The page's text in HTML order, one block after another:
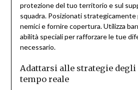
protezione del tuo territorio e sul
squadra. Posizionati
nemici e fornire copertura. Utilizza
abilità speciali per rafforzare le tue
necessario.
Adattarsi alle strategie
tempo reale